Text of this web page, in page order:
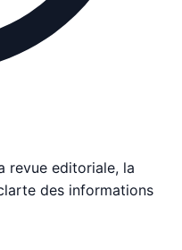
revue editoriale, la
des informations